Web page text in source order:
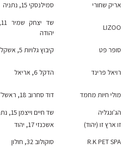
שחורי
סמילנסקי 15, נתניה
שד יצחק שמיר 11, אור
פט קיבוץ גלויות 5, אשקלון
פרינד הדקל 6, אריאל
חיות מחמד דוד סחרוב 18, ראשל"צ
שד חיים וייצמן 15, נתניה
זו (יהוד)
אשכנזי 17, יהוד
R.K PET
סוקולוב 32, חולון